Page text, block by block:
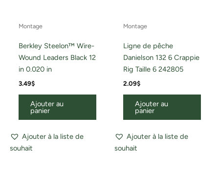
Montage
Berkley Steelon™ Wire-
Wound Leaders Black 12
in 0.020 in
3.49$
Ajouter au
panier
Ajouter à la liste de
souhait
Montage
Ligne de pêche
Danielson 132 6 Crappie
Rig Taille 6 242805
2.09$
Ajouter au
panier
Ajouter à la liste de
souhait